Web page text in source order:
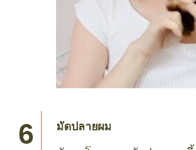
มัดปลายผม